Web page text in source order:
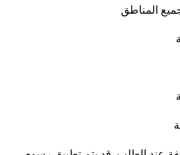
المناطق